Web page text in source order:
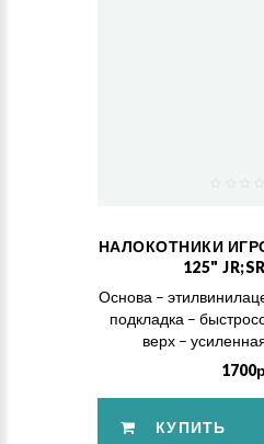
НАЛОКОТНИКИ
125"
Основа –
подкладка –
верх –
КУПИТЬ